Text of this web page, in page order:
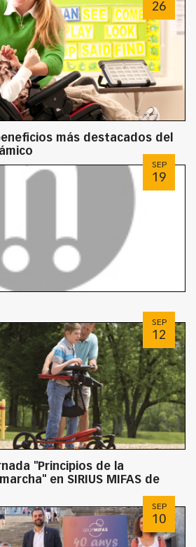
26
más destacados del
SEP
19
SEP
12
"Principios de la
en SIRIUS MIFAS de
SEP
10